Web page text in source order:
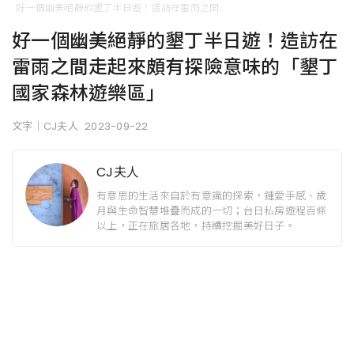
好一個幽美絕靜的墾丁半日遊！造訪在
雷雨之間走起來頗有探險意味的「墾丁
國家森林遊樂區」
文字｜CJ夫人 2023-09-22
CJ夫人
有意思的生活來自於有意識的探索，鍾愛手感、歲
月與生命智慧堆疊而成的一切；台日私房遊程百條
以上，正在旅居各地，持續挖掘美好日子。